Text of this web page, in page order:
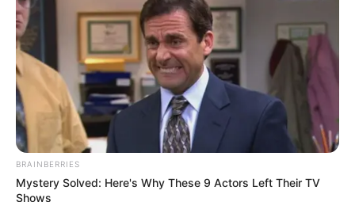
MANTÉNGASE EN ALERTA
Tenemos todas las noticias que le
interesan. Para estar bien informado, por
favor, active las notificaciones de Alerta.
ACTIVAR AHORA
BRAINBERRIES
Mystery Solved: Here's Why These 9 Actors Left Their TV
Shows